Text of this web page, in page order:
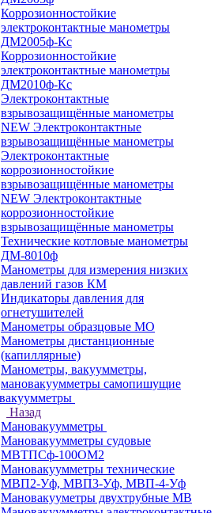
Коррозионностойкие
электроконтактные манометры
ДМ2005ф-Кс
Коррозионностойкие
электроконтактные манометры
ДМ2010ф-Кс
Электроконтактные
взрывозащищённые манометры
NEW Электроконтактные
взрывозащищённые манометры
Электроконтактные
коррозионностойкие
взрывозащищённые манометры
NEW Электроконтактные
коррозионностойкие
взрывозащищённые манометры
Технические котловые манометры
ДМ-8010ф
Манометры для измерения низких
давлений газов КМ
Индикаторы давления для
огнетушителей
Манометры образцовые МО
Манометры дистанционные
(капиллярные)
Манометры, вакуумметры,
мановакуумметры самопишущие
Назад
Мановакуумметры
Мановакуумметры судовые
МВТПСф-100ОМ2
Мановакуумметры технические
МВП2-Уф, МВП3-Уф, МВП-4-Уф
Мановакууметры двухтрубные МВ